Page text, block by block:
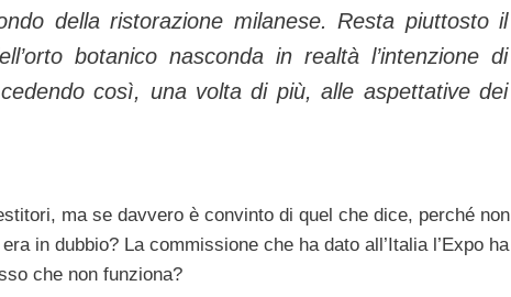
della ristorazione milanese. Resta piuttosto il
botanico nasconda in realtà l’intenzione di
così, una volta di più, alle aspettative dei
ma se davvero è convinto di quel che dice, perché non
in dubbio? La commissione che ha dato all’Italia l’Expo ha
che non funziona?